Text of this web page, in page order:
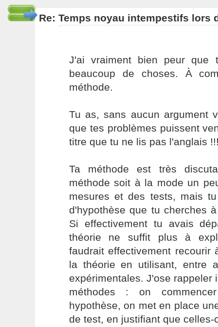
Re: Temps noyau intempestifs lors
J'ai vraiment bien peur que
beaucoup de choses. À
méthode.
Tu as, sans aucun argument
que tes problèmes puissent
titre que tu ne lis pas l'anglais
Ta méthode est très
méthode soit à la mode un
mesures et des tests, mais
d'hypothèse que tu cherches
Si effectivement tu avais
théorie ne suffit plus à
faudrait effectivement recourir
la théorie en utilisant, entre
expérimentales. J'ose rappeler
méthodes : on
hypothèse, on met en place
de test, en justifiant que